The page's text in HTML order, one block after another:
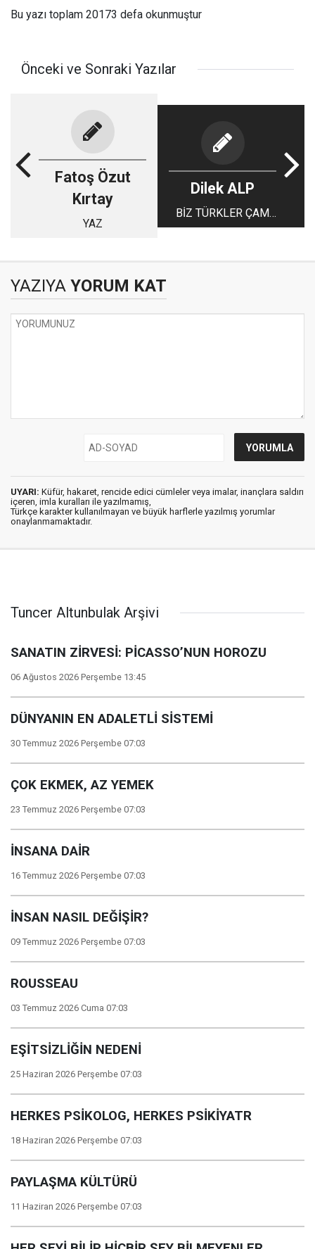
Bu yazı toplam 20173 defa okunmuştur
Önceki ve Sonraki Yazılar
Fatoş Özut
Kırtay
YAZ
Dilek ALP
BİZ TÜRKLER ÇAM
AĞACI SÜSLERİZ…
YAZIYA YORUM KAT
UYARI: Küfür, hakaret, rencide edici cümleler veya imalar, inançlara saldırı
içeren, imla kuralları ile yazılmamış,
Türkçe karakter kullanılmayan ve büyük harflerle yazılmış yorumlar
onaylanmamaktadır.
Tuncer Altunbulak Arşivi
SANATIN ZİRVESİ: PİCASSO’NUN HOROZU
06 Ağustos 2026 Perşembe 13:45
DÜNYANIN EN ADALETLİ SİSTEMİ
30 Temmuz 2026 Perşembe 07:03
ÇOK EKMEK, AZ YEMEK
23 Temmuz 2026 Perşembe 07:03
İNSANA DAİR
16 Temmuz 2026 Perşembe 07:03
İNSAN NASIL DEĞİŞİR?
09 Temmuz 2026 Perşembe 07:03
ROUSSEAU
03 Temmuz 2026 Cuma 07:03
EŞİTSİZLİĞİN NEDENİ
25 Haziran 2026 Perşembe 07:03
HERKES PSİKOLOG, HERKES PSİKİYATR
18 Haziran 2026 Perşembe 07:03
PAYLAŞMA KÜLTÜRÜ
11 Haziran 2026 Perşembe 07:03